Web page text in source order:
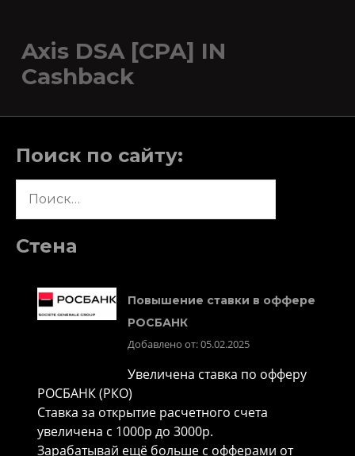
Axis DSA [CPA] IN
Cashback
Поиск по сайту:
Стена
Повышение ставки в оффере
РОСБАНК
Добавлено от: 05.02.2025
Увеличена ставка по офферу
РОСБАНК (РКО)
Ставка за открытие расчетного счета
увеличена с 1000р до 3000р.
Зарабатывай ещё больше с офферами от